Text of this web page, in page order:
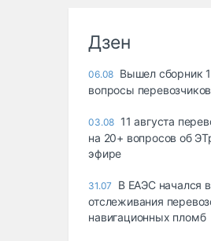
Дзен
06.08 Вышел сборник
вопросы
03.08 11 августа
на 20+ вопросов об
эфире
31.07
В ЕАЭС начался
отслеживания
навигационных пломб